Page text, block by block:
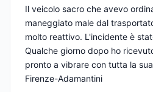
Il veicolo sacro che avevo
maneggiato male dal
molto reattivo. L'incidente è
Qualche giorno dopo ho
pronto a vibrare con tutta la
Firenze-Adamantini